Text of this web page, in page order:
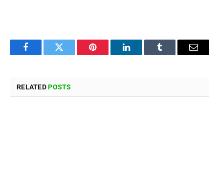
FacebookTwitter Pinterest LinkedInTumblr Email
RELATEDPOSTS